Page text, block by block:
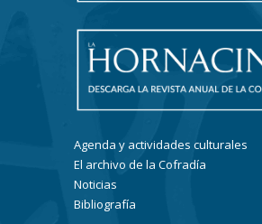
Agenda y actividades culturales
El archivo de la Cofradía
Noticias
Bibliografía